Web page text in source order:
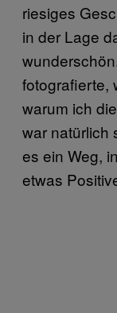
riesiges
in der Lage
fotografierte,
warum ich
war natürlich
es ein Weg,
etwas